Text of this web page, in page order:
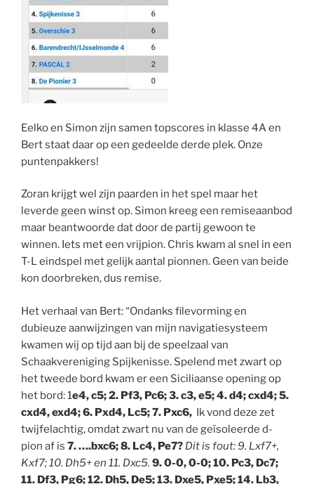
Eelko en Simon zijn samen topscores in klasse 4A en
Bert staat daar op een gedeelde derde plek. Onze
puntenpakkers!
Zoran krijgt wel zijn paarden in het spel maar het
leverde geen winst op. Simon kreeg een remiseaanbod
maar beantwoorde dat door de partij gewoon te
winnen. Iets met een vrijpion. Chris kwam al snel in een
T-L eindspel met gelijk aantal pionnen. Geen van beide
kon doorbreken, dus remise.
Het verhaal van Bert: “Ondanks filevorming en
dubieuze aanwijzingen van mijn navigatiesysteem
kwamen wij op tijd aan bij de speelzaal van
Schaakvereniging Spijkenisse. Spelend met zwart op
het tweede bord kwam er een Siciliaanse opening op
het bord: 1e4, c5; 2. Pf3, Pc6; 3. c3, e5; 4. d4; cxd4; 5.
cxd4, exd4; 6. Pxd4, Lc5; 7. Pxc6, Ik vond deze zet
twijfelachtig, omdat zwart nu van de geïsoleerde d-
pion af is 7. ….bxc6; 8. Lc4, Pe7? Dit is fout: 9. Lxf7+,
Kxf7; 10. Dh5+ en 11. Dxc5. 9. 0-0, 0-0; 10. Pc3, Dc7;
11. Df3, Pg6; 12. Dh5, De5; 13. Dxe5, Pxe5; 14. Lb3,